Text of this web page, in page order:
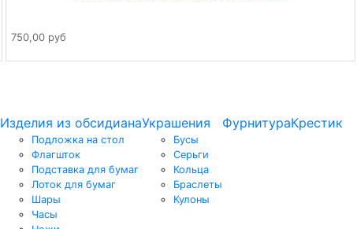
750,00 руб
Изделия из обсидиана
Подложка на стол
Флагшток
Подставка для бумаг
Лоток для бумаг
Шары
Часы
Украшения
Бусы
Серьги
Кольца
Браслеты
Кулоны
ФурнитураКрестик